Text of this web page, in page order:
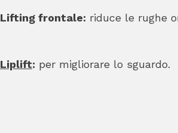
Lifting frontale: riduce le rughe
Liplift: per migliorare lo sguardo.